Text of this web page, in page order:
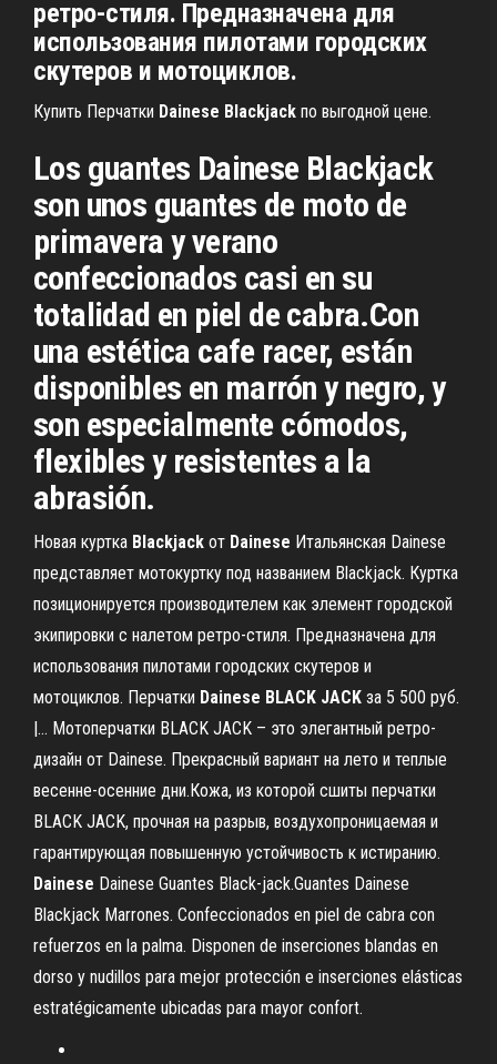
ретро-стиля. Предназначена для
использования пилотами городских
скутеров и мотоциклов.
Купить Перчатки Dainese Blackjack по выгодной цене.
Los guantes Dainese Blackjack
son unos guantes de moto de
primavera y verano
confeccionados casi en su
totalidad en piel de cabra.Con
una estética cafe racer, están
disponibles en marrón y negro, y
son especialmente cómodos,
flexibles y resistentes a la
abrasión.
Новая куртка Blackjack от Dainese Итальянская Dainese
представляет мотокуртку под названием Blackjack. Куртка
позиционируется производителем как элемент городской
экипировки с налетом ретро-стиля. Предназначена для
использования пилотами городских скутеров и
мотоциклов. Перчатки Dainese BLACK JACK за 5 500 руб.
|… Мотоперчатки BLACK JACK – это элегантный ретро-
дизайн от Dainese. Прекрасный вариант на лето и теплые
весенне-осенние дни.Кожа, из которой сшиты перчатки
BLACK JACK, прочная на разрыв, воздухопроницаемая и
гарантирующая повышенную устойчивость к истиранию.
Dainese Dainese Guantes Black-jack.Guantes Dainese
Blackjack Marrones. Confeccionados en piel de cabra con
refuerzos en la palma. Disponen de inserciones blandas en
dorso y nudillos para mejor protección e inserciones elásticas
estratégicamente ubicadas para mayor confort.